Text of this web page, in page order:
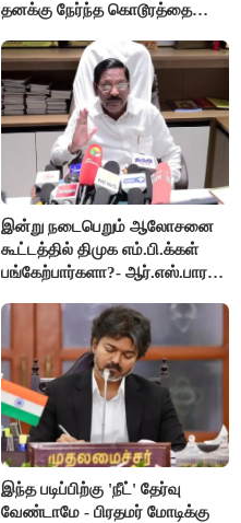
தனக்கு நேர்ந்த கொடூரத்தை
இன்று நடைபெறும் ஆலோசனை
கூட்டத்தில் திமுக எம்.பி.க்கள்
பங்கேற்பார்களா?- ஆர்.எஸ்.பாரதி
இந்த படிப்பிற்கு 'நீட்' தேர்வு
வேண்டாமே - பிரதமர் மோடிக்கு